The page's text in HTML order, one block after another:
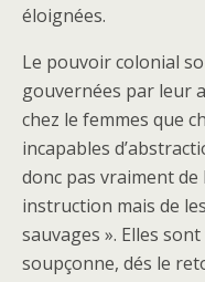
éloignées.
Le pouvoir colonial
gouvernées par leur
chez le femmes que
incapables
donc pas vraiment
instruction mais de
sauvages ». Elles
soupçonne, dés le